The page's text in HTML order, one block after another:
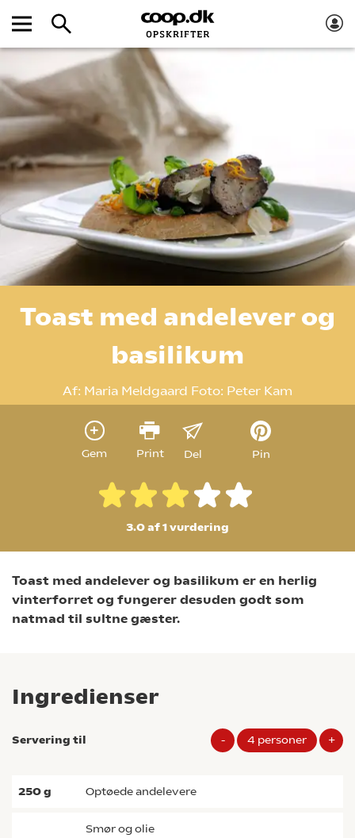
Toast med andelever og
basilikum
Af: Maria Meldgaard Foto: Peter Kam
Gem Print Del Pin
3.0 af 1vurdering
Toast med andelever og basilikum er en herlig
vinterforret og fungerer desuden godt som
natmad til sultne gæster.
Ingredienser
Servering til - 4 personer +
250g optøede andelevere
smør og olie